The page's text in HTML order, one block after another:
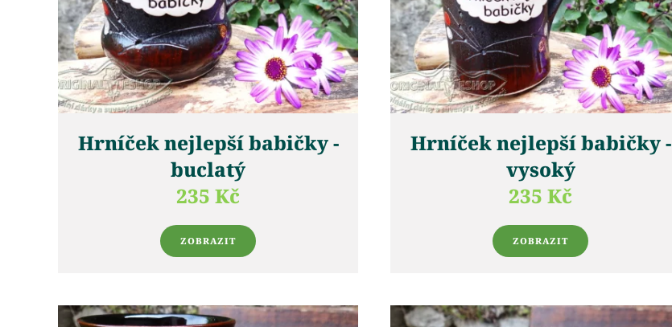
Hrníček nejlepší babičky -
buclatý
235 Kč
ZOBRAZIT
Hrníček nejlepší babičky -
vysoký
235 Kč
ZOBRAZIT